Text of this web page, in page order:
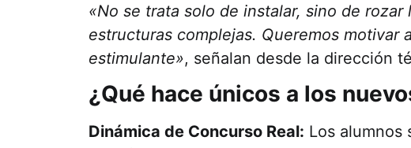
«No se trata solo de instalar, sino de
estructuras complejas. Queremos motivar
estimulante», señalan desde la dirección
¿Qué hace únicos a los
Dinámica de Concurso Real: Los alumnos